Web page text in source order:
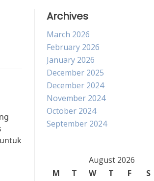
Archives
March 2026
February 2026
January 2026
December 2025
December 2024
November 2024
October 2024
September 2024
August 2026
M
T W T F S